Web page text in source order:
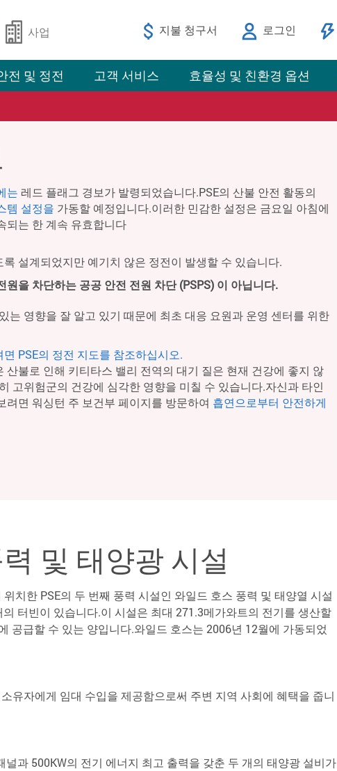
전 및 정전 고객 서비스 효율성 및 친환경 옵션
사업 지불 청구서 로그인
는 레드 플래그 경보가 발령되었습니다.PSE의 산불 안전 활동의
템 설정을 가동할 예정입니다.이러한 민감한 설정은 금요일 아침에
되는 한 계속 유효합니다
설계되었지만 예기치 않은 정전이 발생할 수 있습니다.
을 차단하는 공공 안전 전원 차단 (PSPS) 이 아닙니다.
는 영향을 잘 알고 있기 때문에 최초 대응 요원과 운영 센터를 위한
PSE의 정전 지도를 참조하십시오.
산불로 인해 키티타스 밸리 전역의 대기 질은 현재 건강에 좋지 않
고위험군의 건강에 심각한 영향을 미칠 수 있습니다.자신과 타인
면 워싱턴 주 보건부 페이지를 방문하여 흡연으로부터 안전하게
및 태양광 시설
치한 PSE의 두 번째 풍력 시설인 와일드 호스 풍력 및 태양열 시설
터빈이 있습니다.이 시설은 최대 271.3메가와트의 전기를 생산할
공급할 수 있는 양입니다.와일드 호스는 2006년 12월에 가동되었
유자에게 임대 수입을 제공함으로써 주변 지역 사회에 혜택을 줍니
과 500KW의 전기 에너지 최고 출력을 갖춘 두 개의 태양광 설비가